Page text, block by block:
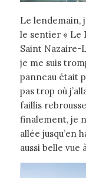
Le lendemain,
le sentier « Le
Saint Nazaire-
je me suis
panneau était
pas trop où
faillis
finalement, je
allée jusqu’en
aussi belle vue